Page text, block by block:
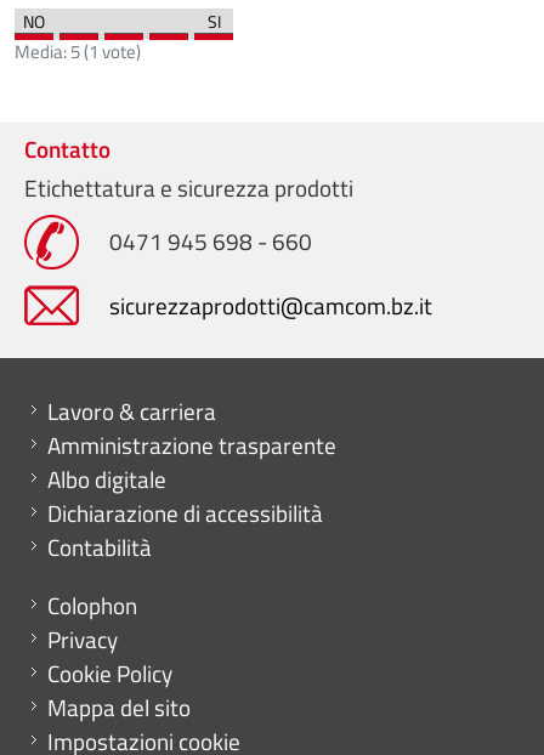
Media:5(1 vote)
Contatto
Etichettatura e sicurezza prodotti
0471 945 698 - 660
sicurezzaprodotti@camcom.bz.it
Mini menu di servizio
Lavoro & carriera
Amministrazione trasparente
Albo digitale
Dichiarazione di accessibilità
Contabilità
Menu footer
Colophon
Privacy
Cookie Policy
Mappa del sito
Impostazioni cookie